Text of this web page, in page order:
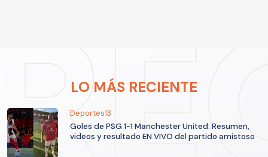
LO MÁS RECIENTE
Deportes13
Goles de PSG 1-1 Manchester United: Resumen,
videos y resultado EN VIVO del partido amistoso